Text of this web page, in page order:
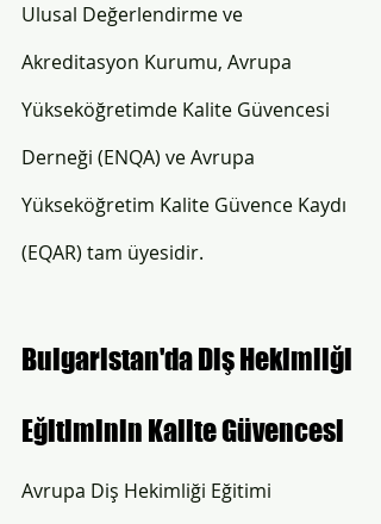
Ulusal Değerlendirme ve
Akreditasyon Kurumu, Avrupa
Yükseköğretimde Kalite Güvencesi
Derneği (ENQA) ve Avrupa
Yükseköğretim Kalite Güvence Kaydı
(EQAR) tam üyesidir.
Bulgaristan'da Diş Hekimliği
Eğitiminin Kalite Güvencesi
Avrupa Diş Hekimliği Eğitimi